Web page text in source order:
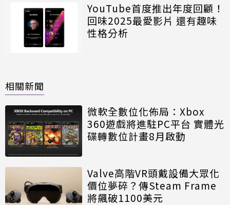
YouTube首度推出年度回顧！
回味2025最愛影片 還有趣味
性格分析
相關新聞
微軟全數位化佈局：Xbox
360遊戲將進駐PC平台 實體光
碟轉數位計畫8月啟動
Valve高階VR頭戴設備大眾化
價位夢碎？傳Steam Frame
將飆破1100美元